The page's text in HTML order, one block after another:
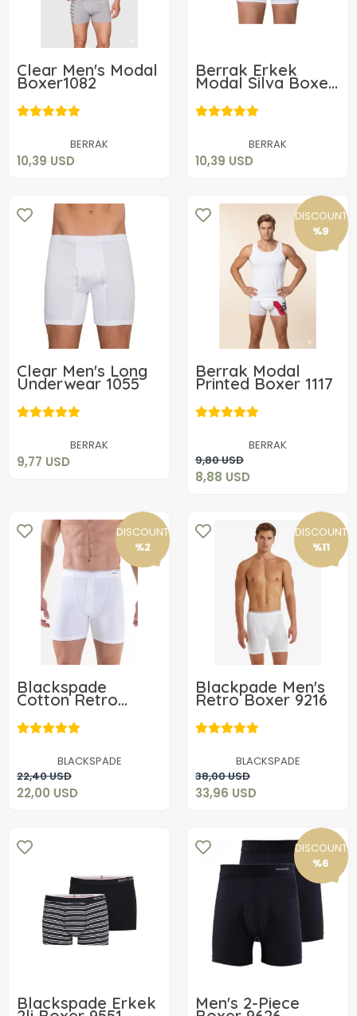
Clear Men's Modal
Boxer1082
BERRAK
10,39 USD
10,39 USD
Berrak Erkek
Modal Silva Boxer
1078
BERRAK
10,39 USD
10,39 USD
Clear Men's Long
Underwear 1055
BERRAK
9,77 USD
9,77 USD
DISCOUNT
%9
Berrak Modal
Printed Boxer 1117
BERRAK
9,80 USD
8,88 USD
8,88 USD
Add to cart
DISCOUNT
%2
Blackspade
Cotton Retro
Boxer 9229
BLACKSPADE
22,40 USD
22,00 USD
22,00 USD
Add to cart
DISCOUNT
%11
Blackpade Men's
Retro Boxer 9216
BLACKSPADE
38,00 USD
33,96 USD
33,96 USD
Add to cart
Blackspade Erkek
DISCOUNT
%6
Men's 2-Piece